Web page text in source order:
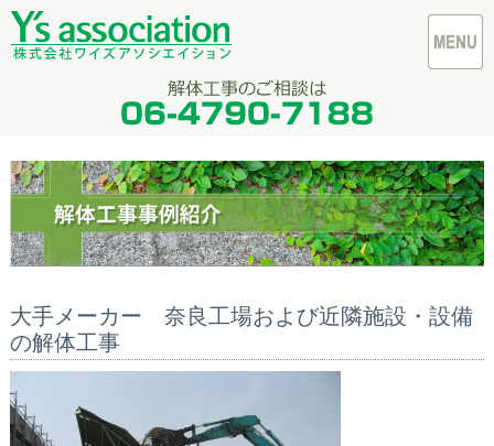
大手メーカー 奈良工場および近隣施設・設備
の解体工事